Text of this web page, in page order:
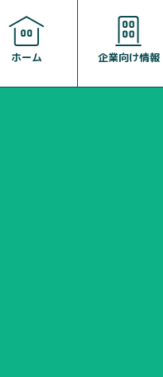
ホーム 企業向け情報